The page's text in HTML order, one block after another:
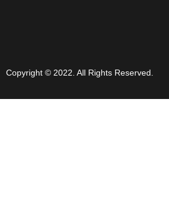
Copyright © 2022. All Rights Reserved.